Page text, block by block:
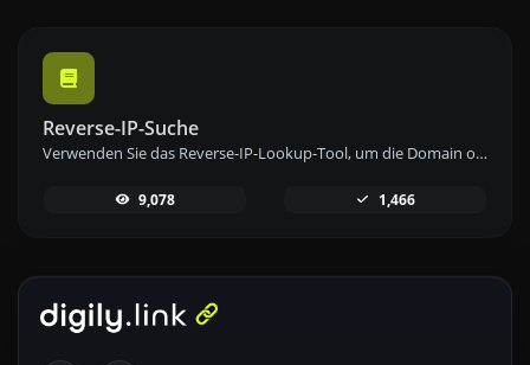
Reverse-IP-Suche
Verwenden Sie das Reverse-IP-Lookup-Tool, um die Domain oder den Host zu finden, der mit einer IP-Adresse verknüpft ist, schnell und einfach.
9,078 1,466